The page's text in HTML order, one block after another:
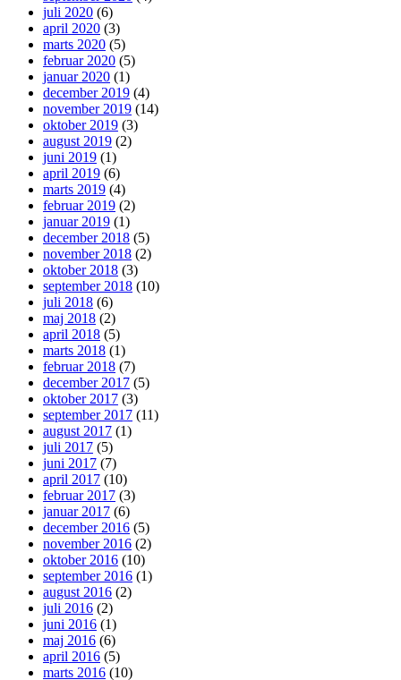
juli 2020 (6)
april 2020 (3)
marts 2020 (5)
februar 2020 (5)
januar 2020 (1)
december 2019 (4)
november 2019 (14)
oktober 2019 (3)
august 2019 (2)
juni 2019 (1)
april 2019 (6)
marts 2019 (4)
februar 2019 (2)
januar 2019 (1)
december 2018 (5)
november 2018 (2)
oktober 2018 (3)
september 2018 (10)
juli 2018 (6)
maj 2018 (2)
april 2018 (5)
marts 2018 (1)
februar 2018 (7)
december 2017 (5)
oktober 2017 (3)
september 2017 (11)
august 2017 (1)
juli 2017 (5)
juni 2017 (7)
april 2017 (10)
februar 2017 (3)
januar 2017 (6)
december 2016 (5)
november 2016 (2)
oktober 2016 (10)
september 2016 (1)
august 2016 (2)
juli 2016 (2)
juni 2016 (1)
maj 2016 (6)
april 2016 (5)
marts 2016 (10)